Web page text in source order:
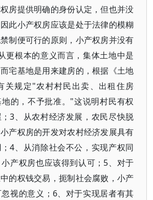
房提供明确的身份认定，但也并没
此小产权房应该是处于法律的模糊
制便可行的原则，小产权房并没有
更根本的意义而言，集体土地中是
宅基地是用来建房的，根据《土地
关规定"农村村民出卖、出租住房
的，不予批准。"这说明村民有权
3、从农村经济发展，农民尽快脱
产权房的开发对农村经济发展具有
4、从消除社会不公，实现产权同
产权房也应该得到认可；5、对于
的权钱交易，扼制社会腐败，小产
视的意义；6、对于实现居者有其